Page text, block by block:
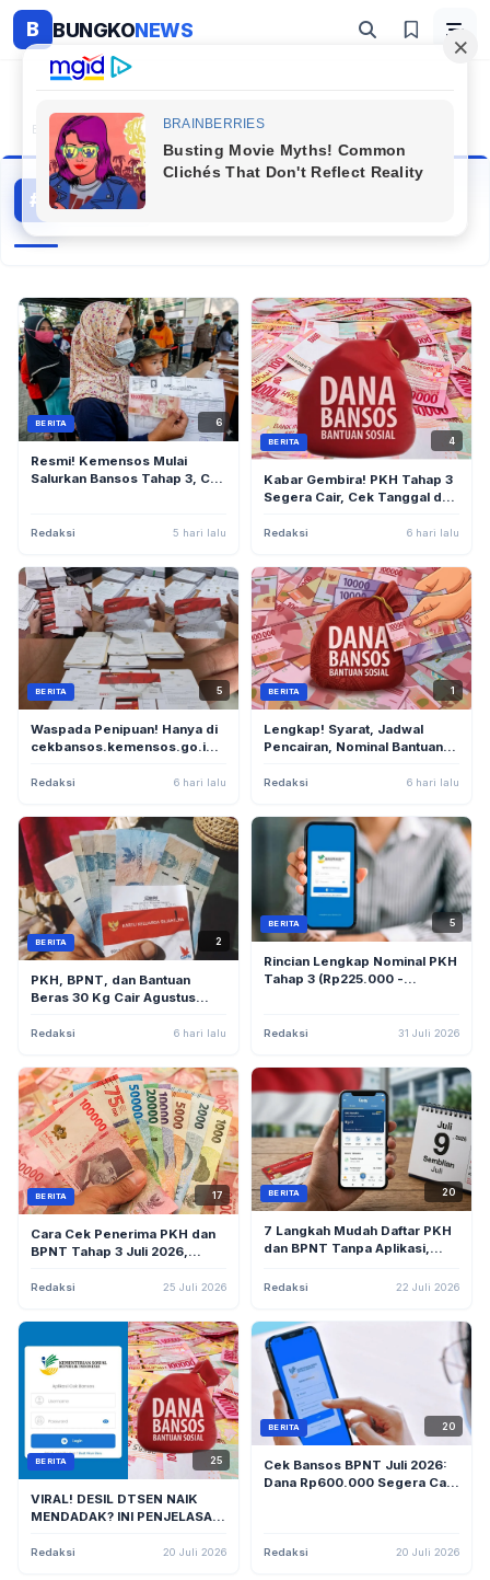
B BUNGKONEWS
Beranda #Aplikasi Cek Bansos Pkh
#
Aplikasi Cek Bansos Pkh
43 artikel
BERITA 6
Resmi! Kemensos Mulai
Salurkan Bansos Tahap 3, Cek
Redaksi 5 hari lalu
BERITA 4
Kabar Gembira! PKH Tahap 3
Segera Cair, Cek Tanggal dan
Cek Bansos
Redaksi 6 hari lalu
BERITA 5
Waspada Penipuan! Hanya di
cekbansos.kemensos.go.id,
dan BPNT 2026
Redaksi 6 hari lalu
BERITA 1
Lengkap! Syarat, Jadwal
Pencairan, Nominal Bantuan,
2026
Redaksi 6 hari lalu
BERITA 2
PKH, BPNT, dan Bantuan
Beras 30 Kg Cair Agustus
Mengeceknya
Redaksi 6 hari lalu
BERITA 5
Rincian Lengkap Nominal PKH
Tahap 3 (Rp225.000 -
Penyebab Keterlambatan
Redaksi 31 Juli 2026
BERITA 17
Cara Cek Penerima PKH dan
BPNT Tahap 3 Juli 2026,
Redaksi 25 Juli 2026
BERITA 20
7 Langkah Mudah Daftar PKH
dan BPNT Tanpa Aplikasi,
Redaksi 22 Juli 2026
BERITA 25
VIRAL! DESIL DTSEN NAIK
MENDADAK? INI PENJELASAN
TERKAIT PKH TAHAP 3 2026!
Redaksi 20 Juli 2026
BERITA 20
Cek Bansos BPNT Juli 2026:
Dana Rp600.000 Segera Cair,
Redaksi 20 Juli 2026